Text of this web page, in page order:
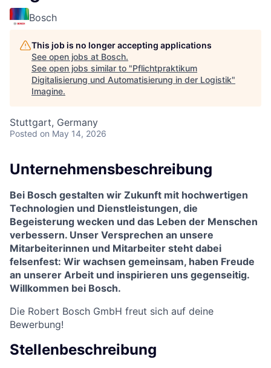
Bosch
This job is no longer accepting applications
See open jobs at Bosch.
See open jobs similar to "Pflichtpraktikum
Digitalisierung und Automatisierung in der Logistik"
Imagine.
Stuttgart, Germany
Posted on May 14, 2026
Unternehmensbeschreibung
Bei Bosch gestalten wir Zukunft mit hochwertigen
Technologien und Dienstleistungen, die
Begeisterung wecken und das Leben der Menschen
verbessern. Unser Versprechen an unsere
Mitarbeiterinnen und Mitarbeiter steht dabei
felsenfest: Wir wachsen gemeinsam, haben Freude
an unserer Arbeit und inspirieren uns gegenseitig.
Willkommen bei Bosch.
Die Robert Bosch GmbH freut sich auf deine
Bewerbung!
Stellenbeschreibung